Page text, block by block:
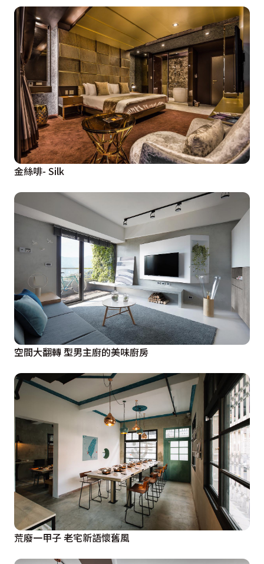
金絲啡- Silk
空間大翻轉 型男主廚的美味廚房
荒廢一甲子 老宅新語懷舊風